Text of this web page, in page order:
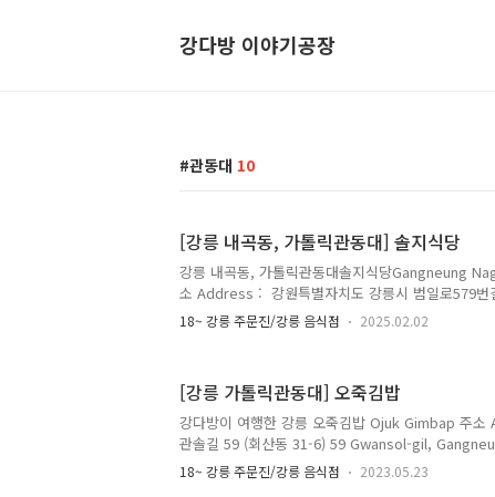
강다방 이야기공장
관동대 10
[강릉 내곡동, 가톨릭관동대] 솔지식당
강릉 내곡동, 가톨릭관동대솔지식당Gangneung
소 Address : 강원특별자치도 강릉시 범일로579번
7 Beomil-ro 579beon-gil, Gangneung-si,
화 Telephone :033-645-0201메뉴 및 가격 Menu
고 있다. 가톨릭관동대 캠퍼스 안에는 학생식당이 중
버섯, 나물, 메추리알, 소세지 등 다양한 반찬을 맛 볼
18~ 강릉 주문진/강릉 음식점 2025.02.02
[강릉 가톨릭관동대] 오죽김밥
강다방이 여행한 강릉 오죽김밥 Ojuk Gimbap 주
관솔길 59 (회산동 31-6) 59 Gwansol-gil,
Telephone : 010-8796-5317 영업 시간 Opening
10:00~14:00, 16:30~17:00 메뉴 및 가격 Menu
18~ 강릉 주문진/강릉 음식점 2023.05.23